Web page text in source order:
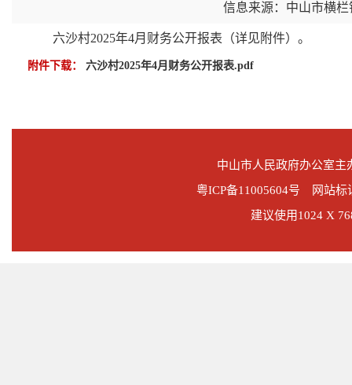
信息来源：中山市横
六沙村2025年4月财务公开报表（详见附件）。
附件下载： 六沙村2025年4月财务公开报表.pdf
中山市人民政府办公室
粤ICP备11005604号 网站标
建议使用1024 X